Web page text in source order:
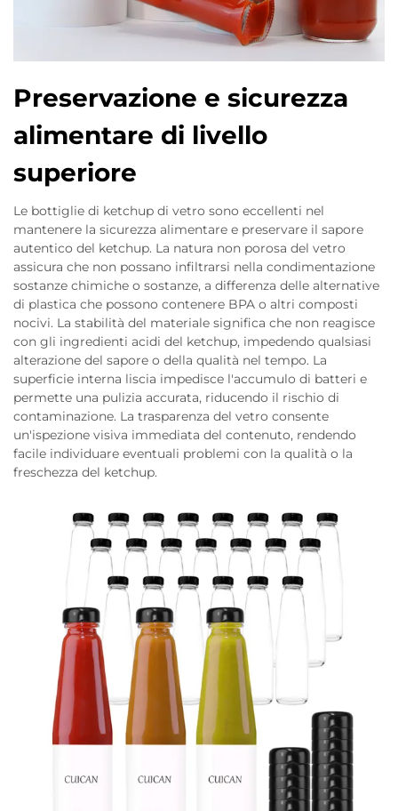
Preservazione e sicurezza
alimentare di livello
superiore
Le bottiglie di ketchup di vetro sono eccellenti nel
mantenere la sicurezza alimentare e preservare il sapore
autentico del ketchup. La natura non porosa del vetro
assicura che non possano infiltrarsi nella condimentazione
sostanze chimiche o sostanze, a differenza delle alternative
di plastica che possono contenere BPA o altri composti
nocivi. La stabilità del materiale significa che non reagisce
con gli ingredienti acidi del ketchup, impedendo qualsiasi
alterazione del sapore o della qualità nel tempo. La
superficie interna liscia impedisce l'accumulo di batteri e
permette una pulizia accurata, riducendo il rischio di
contaminazione. La trasparenza del vetro consente
un'ispezione visiva immediata del contenuto, rendendo
facile individuare eventuali problemi con la qualità o la
freschezza del ketchup.